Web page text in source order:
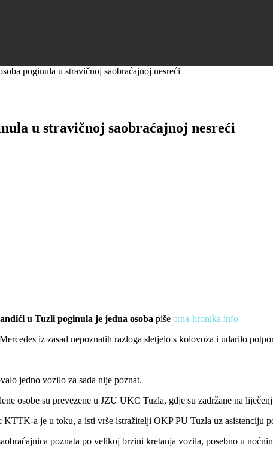
poginula u stravičnoj saobraćajnoj nesreći
u stravičnoj saobraćajnoj nesreći
u Tuzli poginula je jedna osoba piše crna-hronika.info
iz zasad nepoznatih razloga sletjelo s kolovoza i udarilo
jedno vozilo za sada nije poznat.
osobe su prevezene u JZU UKC Tuzla, gdje su zadržane na
a je u toku, a isti vrše istražitelji OKP PU Tuzla uz asistenciju
poznata po velikoj brzini kretanja vozila, posebno u